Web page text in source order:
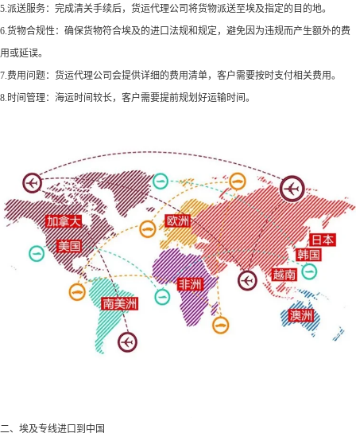
5.派送服务：完成清关手续后，货运代理公司将货物派送至埃及指定的目的地。
6.货物合规性：确保货物符合埃及的进口法规和规定，避免因为违规而产生额外的费
用或延误。
7.费用问题：货运代理公司会提供详细的费用清单，客户需要按时支付相关费用。
8.时间管理：海运时间较长，客户需要提前规划好运输时间。
二、埃及专线进口到中国